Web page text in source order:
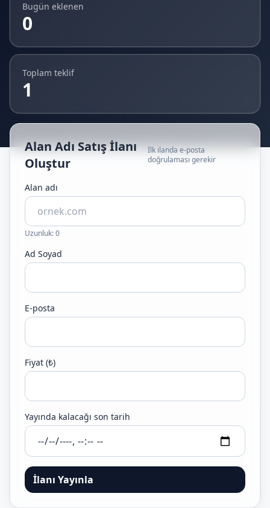
Bugün eklenen
0
Toplam teklif
1
Alan Adı Satış İlanı
Oluştur
İlk ilanda e-posta
doğrulaması gerekir
Alan adı
Uzunluk: 0
Ad Soyad
E-posta
Fiyat (₺)
Yayında kalacağı son tarih
İlanı Yayınla